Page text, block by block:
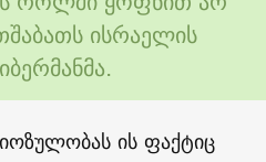
ისრაელის
ის ფაქტიც